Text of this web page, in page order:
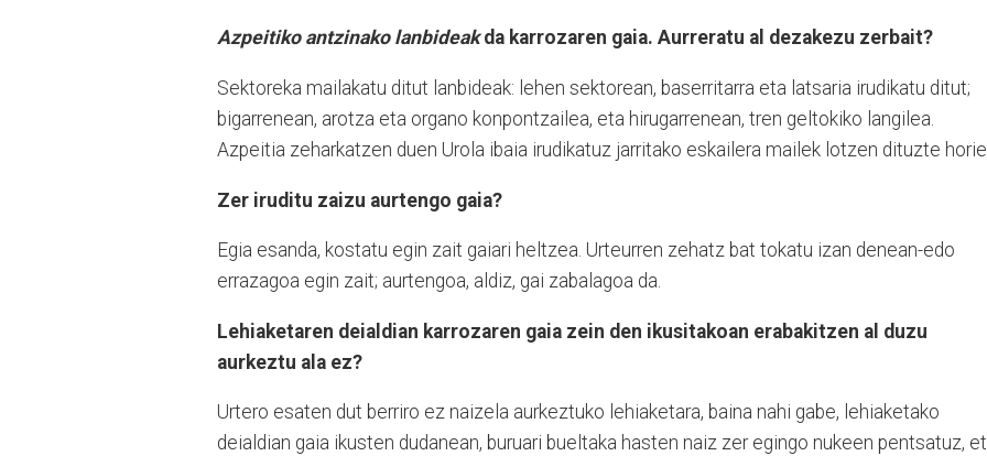
Azpeitiko antzinako lanbideakda karrozaren gaia. Aurreratu al dezakezu zerbait?
Sektoreka mailakatu ditut lanbideak: lehen sektorean, baserritarra eta latsaria irudikatu ditut;
bigarrenean, arotza eta organo konpontzailea, eta hirugarrenean, tren geltokiko langilea.
Azpeitia zeharkatzen duen Urola ibaia irudikatuz jarritako eskailera mailek lotzen dituzte
Zer iruditu zaizu aurtengo gaia?
Egia esanda, kostatu egin zait gaiari heltzea. Urteurren zehatz bat tokatu izan denean-edo
errazagoa egin zait; aurtengoa, aldiz, gai zabalagoa da.
Lehiaketaren deialdian karrozaren gaia zein den ikusitakoan erabakitzen al duzu
aurkeztu ala ez?
Urtero esaten dut berriro ez naizela aurkeztuko lehiaketara, baina nahi gabe, lehiaketako
deialdian gaia ikusten dudanean, buruari bueltaka hasten naiz zer egingo nukeen pentsatuz,